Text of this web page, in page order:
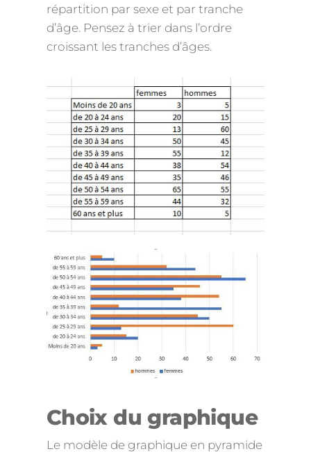
répartition par sexe et par tranche
d’âge. Pensez à trier dans l’ordre
croissant les tranches d’âges.
Choix du graphique
Le modèle de graphique en pyramide